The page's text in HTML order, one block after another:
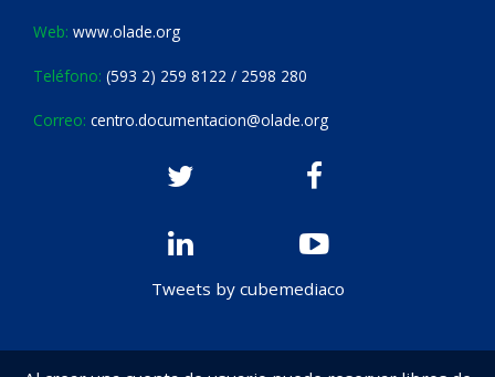
Web: www.olade.org
Teléfono: (593 2) 259 8122 / 2598 280
Correo: centro.documentacion@olade.org
Tweets by cubemediaco